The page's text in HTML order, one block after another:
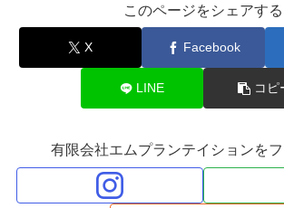
このページをシェアする
X Facebook
LINE コピ
有限会社エムプランテイションを